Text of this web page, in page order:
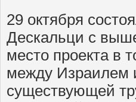
29 октября
Дескальци с
место проекта в
между Израилем
существующей